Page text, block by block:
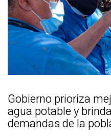
Gobierno prioriza
agua potable y
demandas de la